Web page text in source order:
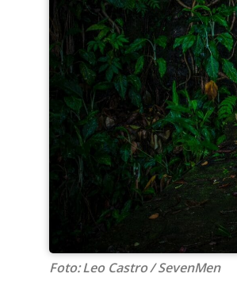
Foto: Leo Castro / SevenMen